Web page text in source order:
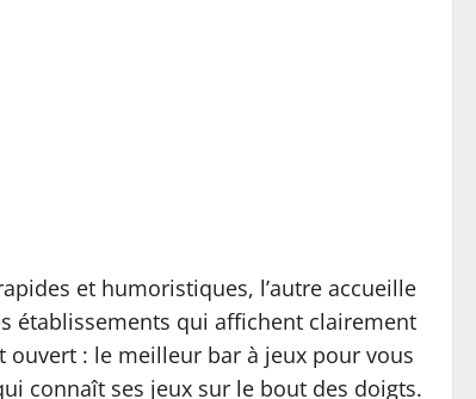
et humoristiques, l’autre accueille
établissements qui affichent clairement
ouvert : le meilleur bar à jeux pour vous
connaît ses jeux sur le bout des doigts.